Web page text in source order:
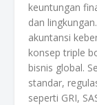
keuntungan
dan
akuntansi
konsep triple
bisnis global.
standar,
seperti GRI,